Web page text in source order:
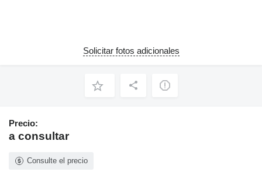
Solicitar fotos adicionales
Precio:
a consultar
Consulte el precio